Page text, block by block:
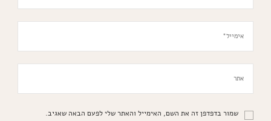
שמור בדפדפן זה את השם, האימייל והאתר שלי לפעם הבאה שאגיב.